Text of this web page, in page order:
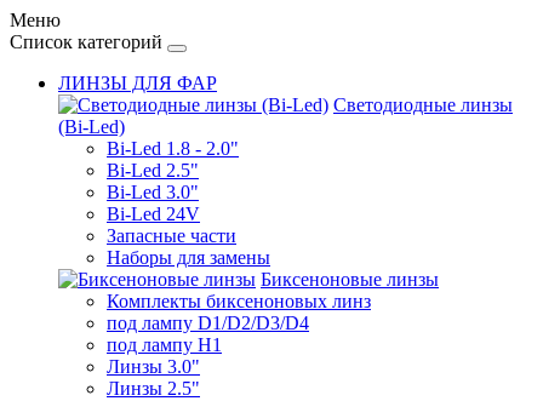
Меню
Список категорий
ЛИНЗЫ ДЛЯ ФАР
Светодиодные линзы
(Bi-Led)
Bi-Led 1.8 - 2.0"
Bi-Led 2.5"
Bi-Led 3.0"
Bi-Led 24V
Запасные части
Наборы для замены
Биксеноновые линзы
Комплекты биксеноновых линз
под лампу D1/D2/D3/D4
под лампу Н1
Линзы 3.0"
Линзы 2.5"